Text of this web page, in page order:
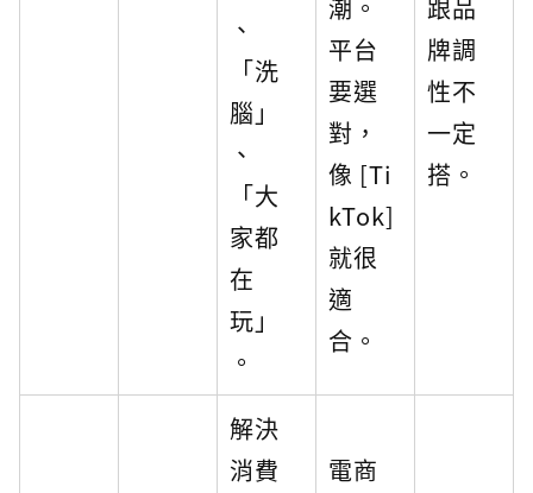
、
「洗
腦」
、
「大
家都
在
玩」
。
潮。
平台
要選
對，
像 [Ti
kTok]
就很
適
合。
跟品
牌調
性不
一定
搭。
解決
消費
電商